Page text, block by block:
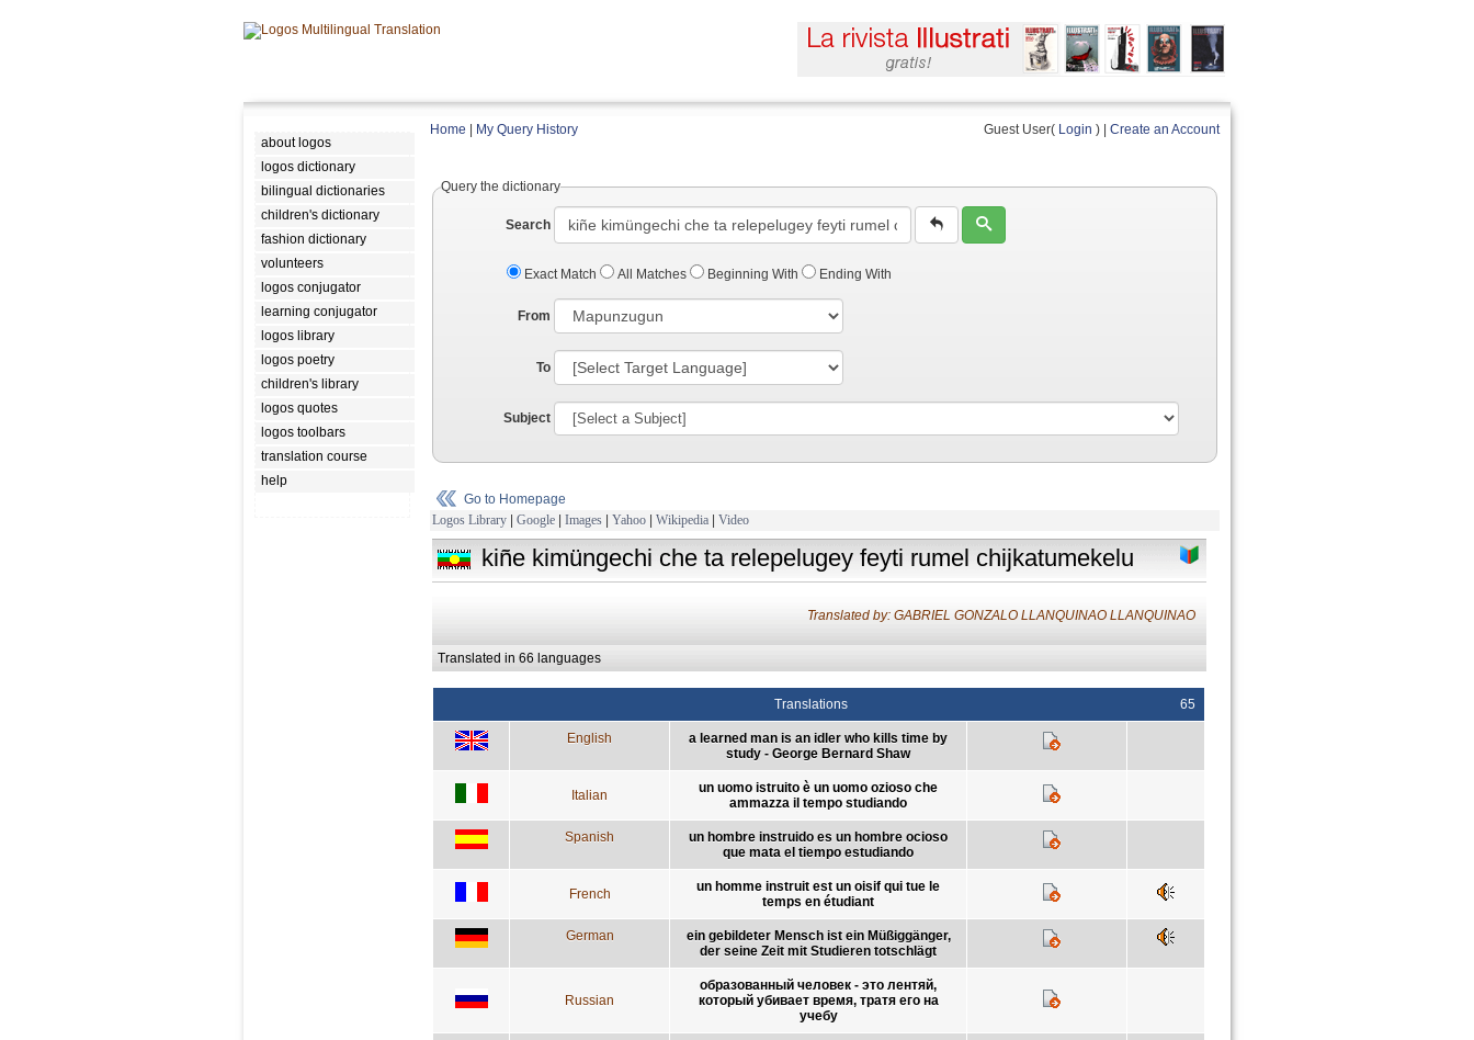
about logos
logos dictionary
bilingual dictionaries
children's dictionary
fashion dictionary
volunteers
logos conjugator
learning conjugator
logos library
logos poetry
children's library
logos quotes
logos toolbars
translation course
help
Home My Query History Guest User( Login ) | Create an Account
Query the dictionary
Search
Exact Match All Matches Beginning With Ending With
From
To
Subject
Go to Homepage
Logos Library | Google | Images | Yahoo | Wikipedia | Video
kiñe kimüngechi che ta relepelugey feyti rumel chijkatumekelu
Translated by: GABRIEL GONZALO LLANQUINAO LLANQUINAO
Translated in 66 languages
Translations 65
English
a learned man is an idler who kills time by
study - George Bernard Shaw
Italian
un uomo istruito è un uomo ozioso che
ammazza il tempo studiando
Spanish
un hombre instruido es un hombre ocioso
que mata el tiempo estudiando
French
un homme instruit est un oisif qui tue le
temps en étudiant
German
ein gebildeter Mensch ist ein Müßiggänger,
der seine Zeit mit Studieren totschlägt
Russian
образованный человек - это лентяй,
который убивает время, тратя его на
учебу